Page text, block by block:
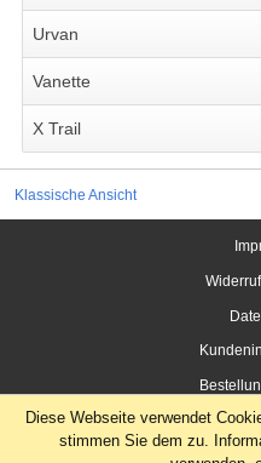
Urvan
Vanette
X Trail
Klassische Ansicht
Diese Webseite verwendet
stimmen Sie dem zu.